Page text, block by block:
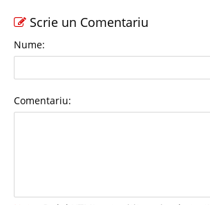
Scrie un Comentariu
Nume:
Comentariu: